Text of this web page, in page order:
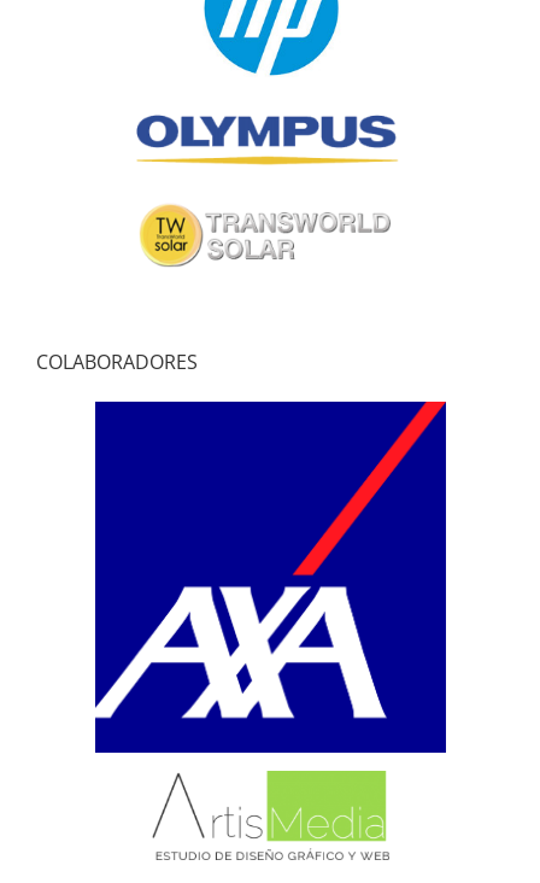
COLABORADORES